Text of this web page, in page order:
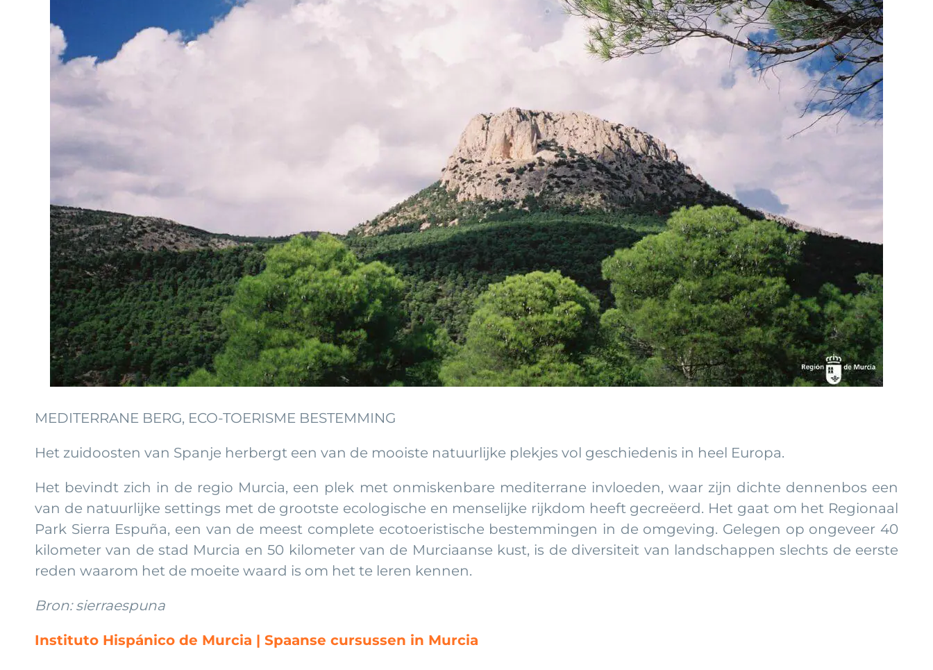
MEDITERRANE BERG, ECO-TOERISME BESTEMMING
Het zuidoosten van Spanje herbergt een van de mooiste natuurlijke plekjes vol geschiedenis in heel Europa.
Het bevindt zich in de regio Murcia, een plek met onmiskenbare mediterrane invloeden, waar zijn dichte dennenbos een
van de natuurlijke settings met de grootste ecologische en menselijke rijkdom heeft gecreëerd. Het gaat om het Regionaal
Park Sierra Espuña, een van de meest complete ecotoeristische bestemmingen in de omgeving. Gelegen op ongeveer 40
kilometer van de stad Murcia en 50 kilometer van de Murciaanse kust, is de diversiteit van landschappen slechts de eerste
reden waarom het de moeite waard is om het te leren kennen.
Bron: sierraespuna
Instituto Hispánico de Murcia | Spaanse cursussen in Murcia